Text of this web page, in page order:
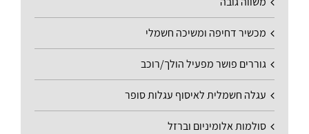
מכשיר דחיפה ומשיכה חשמלי
גוררים פושר מפעיל הולך/רוכב
עגלה חשמלית לאיסוף עגלות סופר
סולמות אלומיניום וברזל